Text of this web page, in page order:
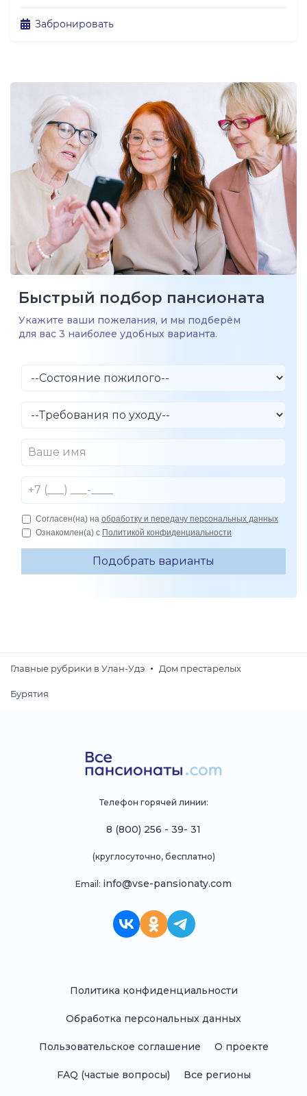
Забронировать
Быстрый подбор пансионата
Укажите ваши пожелания, и мы подберём
для вас 3 наиболее удобных варианта.
Главные рубрики в Улан-Удэ Дом престарелых
Бурятия
Политика конфиденциальности
Обработка персональных данных
Пользовательское соглашение О проекте
FAQ (частые вопросы) Все регионы
Телефон горячей линии:
8 (800) 256 - 39- 31
(круглосуточно, бесплатно)
Email: info@vse-pansionaty.com